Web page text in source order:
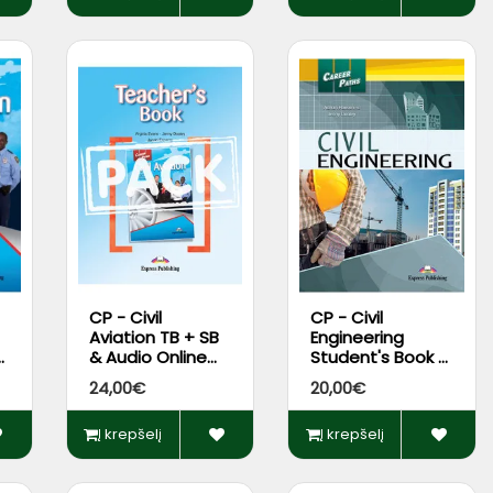
CP - Civil
Aviation TB + SB
& Audio Online
Pack + DigiBooks
App
24,00€
Į krepšelį
CP - Civil
Engineering
Student's Book +
DigiBooks App
20,00€
Į krepšelį